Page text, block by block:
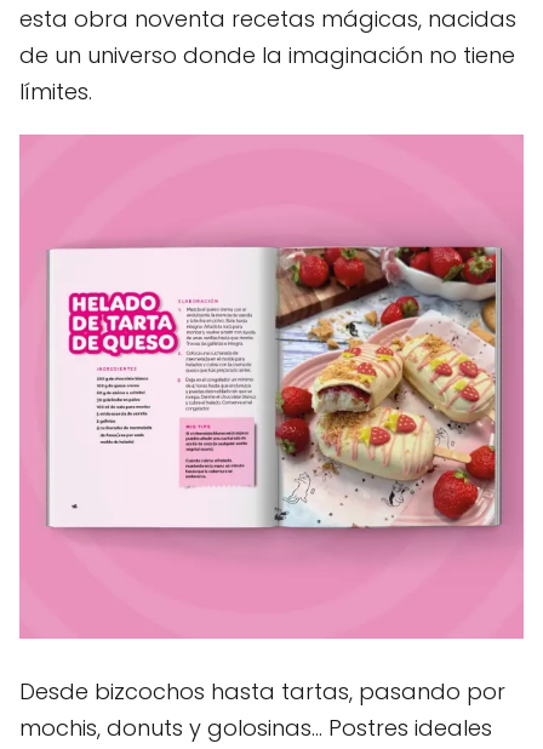
esta obra noventa recetas mágicas, nacidas
de un universo donde la imaginación no tiene
límites.
Desde bizcochos hasta tartas, pasando por
mochis, donuts y golosinas... Postres ideales